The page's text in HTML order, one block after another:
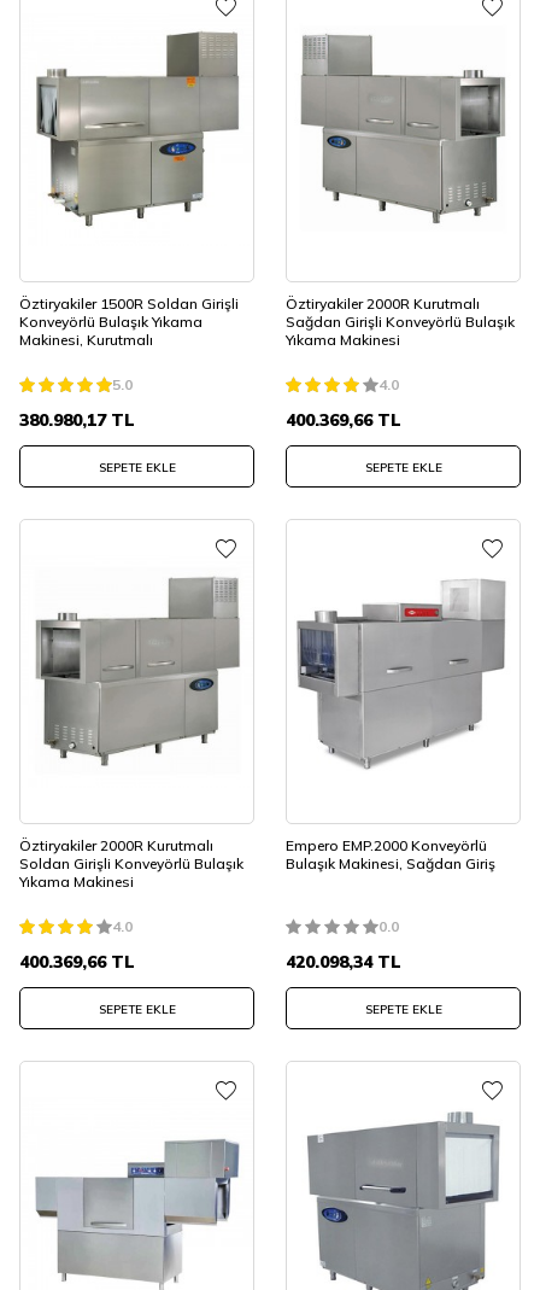
Öztiryakiler 1500R Soldan Girişli
Konveyörlü Bulaşık Yıkama
Makinesi, Kurutmalı
5.0
380.980,17TL
SEPETE EKLE
Öztiryakiler 2000R Kurutmalı
Sağdan Girişli Konveyörlü Bulaşık
Yıkama Makinesi
4.0
400.369,66TL
SEPETE EKLE
Öztiryakiler 2000R Kurutmalı
Soldan Girişli Konveyörlü Bulaşık
Yıkama Makinesi
4.0
400.369,66TL
SEPETE EKLE
Empero EMP.2000 Konveyörlü
Bulaşık Makinesi, Sağdan Giriş
0.0
420.098,34TL
SEPETE EKLE